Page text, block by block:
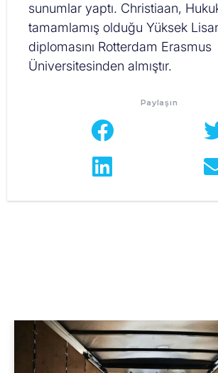
sunumlar yaptı. Christiaan,
tamamlamış olduğu Yüksek
diplomasını Rotterdam Erasmus
Üniversitesinden almıştır.
Paylaşın​